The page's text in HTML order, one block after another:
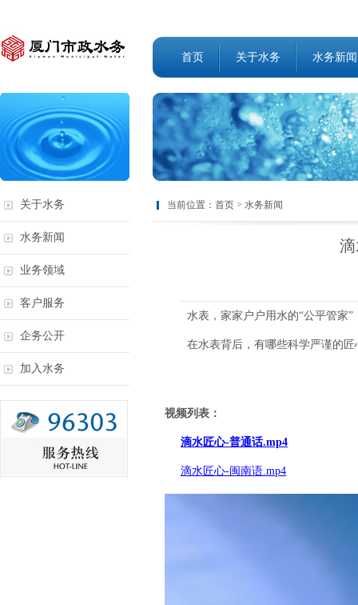
首页 关于水务 水务新闻
关于水务
水务新闻
业务领域
客户服务
企务公开
加入水务
当前位置： 首页 > 水务新闻
水表，家家户户用水的“公平管家”
在水表背后，有哪些科学严谨的匠
视频列表：
滴水匠心-普通话.mp4
滴水匠心-闽南语.mp4